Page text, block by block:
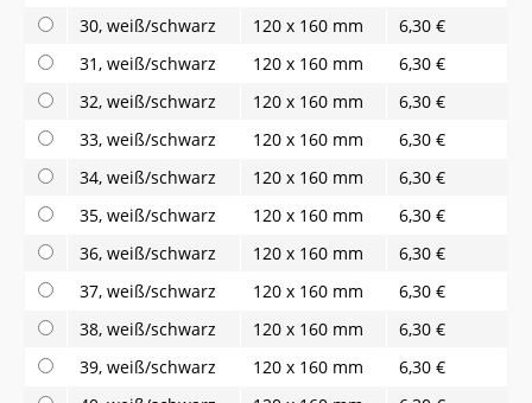
30, weiß/schwarz
120 x 160 mm
6,30 €
31, weiß/schwarz
120 x 160 mm
6,30 €
32, weiß/schwarz
120 x 160 mm
6,30 €
33, weiß/schwarz
120 x 160 mm
6,30 €
34, weiß/schwarz
120 x 160 mm
6,30 €
35, weiß/schwarz
120 x 160 mm
6,30 €
36, weiß/schwarz
120 x 160 mm
6,30 €
37, weiß/schwarz
120 x 160 mm
6,30 €
38, weiß/schwarz
120 x 160 mm
6,30 €
39, weiß/schwarz
120 x 160 mm
6,30 €